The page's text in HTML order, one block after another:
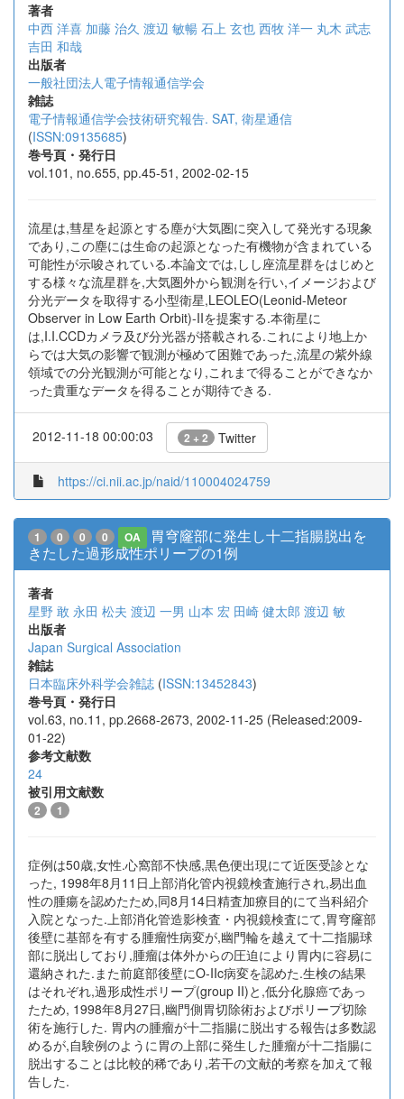
著者
中西 洋喜 加藤 治久 渡辺 敏暢 石上 玄也 西牧 洋一 丸木 武志
吉田 和哉
出版者
一般社団法人電子情報通信学会
雑誌
電子情報通信学会技術研究報告. SAT, 衛星通信
(ISSN:09135685)
巻号頁・発行日
vol.101, no.655, pp.45-51, 2002-02-15
流星は,彗星を起源とする塵が大気圏に突入して発光する現象
であり,この塵には生命の起源となった有機物が含まれている
可能性が示唆されている.本論文では,しし座流星群をはじめと
する様々な流星群を,大気圏外から観測を行い,イメージおよび
分光データを取得する小型衛星,LEOLEO(Leonid-Meteor
Observer in Low Earth Orbit)-IIを提案する.本衛星に
は,I.I.CCDカメラ及び分光器が搭載される.これにより地上か
らでは大気の影響で観測が極めて困難であった,流星の紫外線
領域での分光観測が可能となり,これまで得ることができなか
った貴重なデータを得ることが期待できる.
2012-11-18 00:00:03 2 + 2 Twitter
https://ci.nii.ac.jp/naid/110004024759
1 0 0 0 OA
胃穹窿部に発生し十二指腸脱出を
きたした過形成性ポリープの1例
著者
星野 敢 永田 松夫 渡辺 一男 山本 宏 田崎 健太郎 渡辺 敏
出版者
Japan Surgical Association
雑誌
日本臨床外科学会雑誌 (ISSN:13452843)
巻号頁・発行日
vol.63, no.11, pp.2668-2673, 2002-11-25 (Released:2009-
01-22)
参考文献数
24
被引用文献数
2 1
症例は50歳,女性.心窩部不快感,黒色便出現にて近医受診とな
った, 1998年8月11日上部消化管内視鏡検査施行され,易出血
性の腫瘍を認めたため,同8月14日精査加療目的にて当科紹介
入院となった.上部消化管造影検査・内視鏡検査にて,胃穹窿部
後壁に基部を有する腫瘤性病変が,幽門輪を越えて十二指腸球
部に脱出しており,腫瘤は体外からの圧迫により胃内に容易に
還納された.また前庭部後壁にO-IIc病変を認めた.生検の結果
はそれぞれ,過形成性ポリープ(group II)と,低分化腺癌であっ
たため, 1998年8月27日,幽門側胃切除術およびポリープ切除
術を施行した. 胃内の腫瘤が十二指腸に脱出する報告は多数認
めるが,自験例のように胃の上部に発生した腫瘤が十二指腸に
脱出することは比較的稀であり,若干の文献的考察を加えて報
告した.